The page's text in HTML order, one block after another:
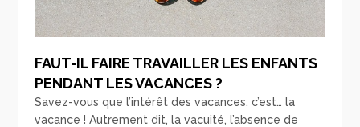
FAUT-IL FAIRE TRAVAILLER LES ENFANTS
PENDANT LES VACANCES ?
Savez-vous que l’intérêt des vacances, c’est… la
vacance ! Autrement dit, la vacuité, l’absence de